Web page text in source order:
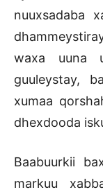
nuuxsadaba
waxa uuna
guuleystay,
xumaa
dhexdooda
Baabuurkii
markuu